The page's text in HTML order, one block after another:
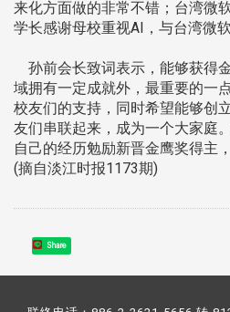
来化方面做的非常不错；台湾微
学长感谢母校重视AI，与台湾微
孙前会长致词表示，能够获得
域拥有一定成就外，最重要的一
校友们的支持，同时希望能够创
友们串联起来，成为一个大家庭
自己的经历勉励新晋金鹰奖得主
(摘自淡江时报1173期)
Share